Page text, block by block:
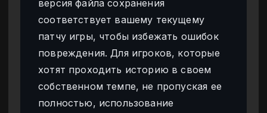
версия файла сохранения
соответствует вашему текущему
патчу игры, чтобы избежать ошибок
повреждения. Для игроков, которые
хотят проходить историю в своем
собственном темпе, не пропуская ее
полностью, использование